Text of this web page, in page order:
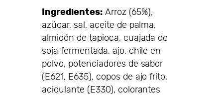
Ingredientes:Arroz (65%),
azúcar, sal, aceite de palma,
almidón de tapioca, cuajada de
soja fermentada, ajo, chile en
polvo, potenciadores de sabor
(E621, E635), copos de ajo frito,
acidulante (E330), colorantes